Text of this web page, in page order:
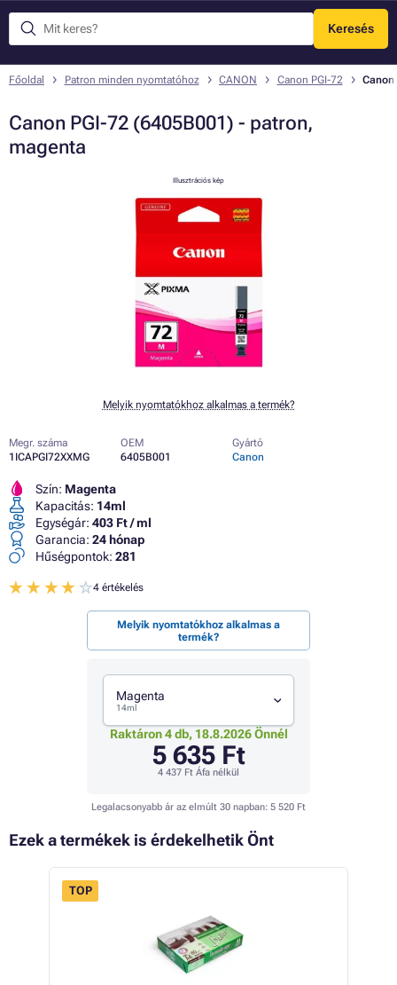
Keresés
Menü
Főoldal Patron minden nyomtatóhoz CANON Canon PGI-72 Canon
Canon PGI-72 (6405B001) - patron,
magenta
Illusztrációs kép
Melyik nyomtatókhoz alkalmas a termék?
Megr. száma
1ICAPGI72XXMG
OEM
6405B001
Gyártó
Canon
Szín: Magenta
Kapacitás: 14ml
Egységár: 403 Ft / ml
Garancia: 24 hónap
Hűségpontok: 281
4 értékelés
Melyik nyomtatókhoz alkalmas a
termék?
Magenta
14ml
Raktáron 4 db, 18.8.2026 Önnél
5 635 Ft
4 437 Ft Áfa nélkül
Legalacsonyabb ár az elmúlt 30 napban: 5 520 Ft
Ezek a termékek is érdekelhetik Önt
TOP